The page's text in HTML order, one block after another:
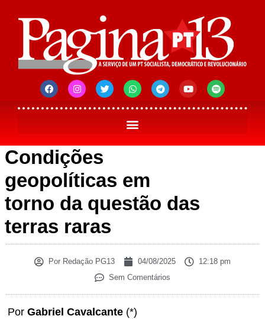
Condições
geopolíticas em
torno da questão das
terras raras
Por Redação PG13 04/08/2025
12:18 pm
Sem Comentários
Por Gabriel Cavalcante (*)